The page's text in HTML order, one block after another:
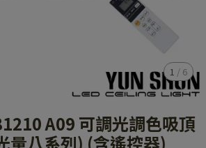
1 / 6
A09 可調光調色吸頂
量八系列) (含遙控器)